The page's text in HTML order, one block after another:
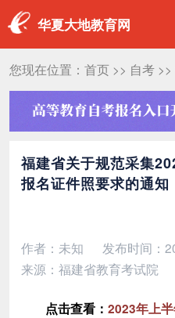
华夏大地教育网
您现在位置： 首页>> 自考>>
福建省关于规范采集
报名证件照要求的通知
作者：未知
发布时间：
来源：福建省教育考试院
点击查看： 2023年上